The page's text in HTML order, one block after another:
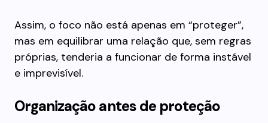
Assim, o foco não está apenas em “proteger”,
mas em equilibrar uma relação que, sem regras
próprias, tenderia a funcionar de forma instável
e imprevisível.
Organização antes de proteção